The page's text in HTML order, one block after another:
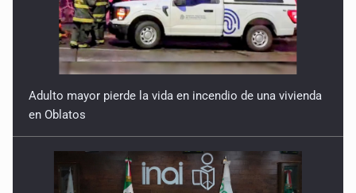
Adulto mayor pierde la vida en incendio de una vivienda
en Oblatos